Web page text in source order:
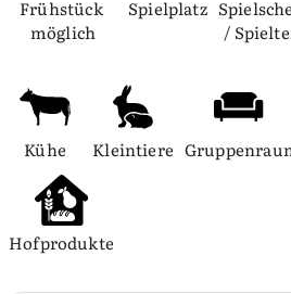
Frühstück
möglich
Spielplatz
/
Kühe Kleintiere
Hofprodukte